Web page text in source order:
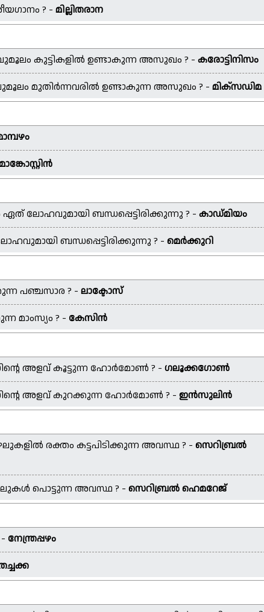
? - മില്ലിതരാന
കുട്ടികളിൽ ഉണ്ടാകുന്ന അസുഖം ? - കരോട്ടിനിസം
മുതിർന്നവരിൽ ഉണ്ടാകുന്ന അസുഖം ? - മിക്സഡിമ
ലോഹവുമായി ബന്ധപ്പെട്ടിരിക്കുന്നു ? - കാഡ്മിയം
ബന്ധപ്പെട്ടിരിക്കുന്നു ? - മെർക്കുറി
പഞ്ചസാര ? - ലാക്ടോസ്
മാംസ്യം ? - കേസിൻ
അളവ് കൂട്ടുന്ന ഹോർമോൺ ? - ഗലൂക്കഗോൺ
അളവ് കുറക്കുന്ന ഹോർമോൺ ? - ഇൻസുലിൻ
രക്തം കട്ടപിടിക്കുന്ന അവസ്ഥ ? - സെറിബ്രൽ
പൊട്ടുന്ന അവസ്ഥ ? - സെറിബ്രൽ ഹെമറേജ്
നേന്ത്രപ്പഴം